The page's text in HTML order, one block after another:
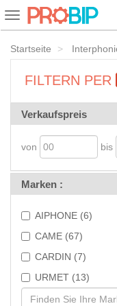
Ein-
oder
Ausblenden
der
Startseite
FILTERN PER
Verkaufspreis>
von bis
Marken :
AIPHONE (6)
CAME (67)
CARDIN (7)
URMET (13)
Lassen Sie uns unsere